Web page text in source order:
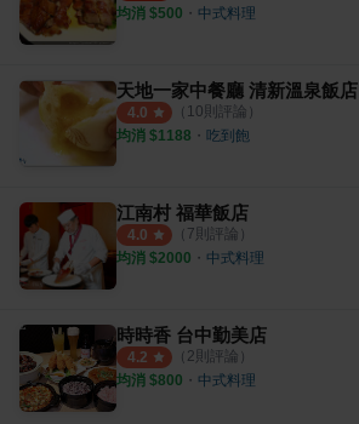
均消 $500 ・ 中式料理
天地一家中餐廳 清新溫泉飯店
4.0 （ 10則評論）
均消 $1188 ・ 吃到飽
江南村 福華飯店
4.0 （ 7則評論）
均消 $2000 ・ 中式料理
時時香 台中勤美店
4.2 （ 2則評論）
均消 $800 ・ 中式料理